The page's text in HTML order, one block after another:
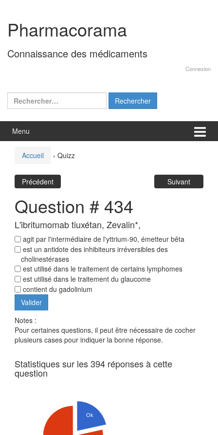
contenu
menu
principal
Pharmacorama
Connaissance des médicaments
Connexion
Rechercher :
Menu
Accueil › Quizz
Précédent Suivant
Question # 434
L'ibritumomab tiuxétan, Zevalin*,
agit par l'intermédiaire de l'yttrium-90, émetteur bêta
est un antidote des inhibiteurs irréversibles des
cholinestérases
est utilisé dans le traitement de certains lymphomes
est utilisé dans le traitement du glaucome
contient du gadolinium
Notes :
Pour certaines questions, il peut être nécessaire de cocher
plusieurs cases pour indiquer la bonne réponse.
Statistiques sur les 394 réponses à cette
question
Ok